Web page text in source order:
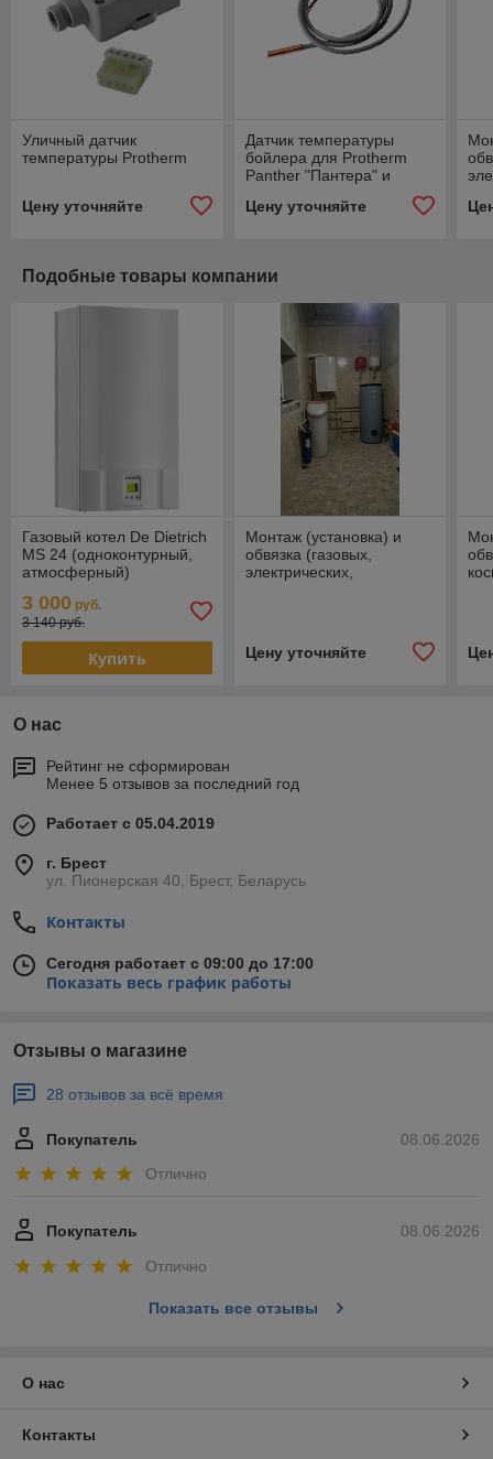
Уличный датчик
температуры Protherm
Цену уточняйте
Датчик температуры
бойлера для Protherm
Panther "Пантера" и
Цену уточняйте
Подобные товары компании
Газовый котел De Dietrich
MS 24 (одноконтурный,
атмосферный)
3 000 руб.
3 140 руб.
Купить
Монтаж (установка) и
обвязка (газовых,
электрических,
Цену уточняйте
О нас
Рейтинг не сформирован
Менее 5 отзывов за последний год
Работает с 05.04.2019
г. Брест
ул. Пионерская 40, Брест, Беларусь
Контакты
Сегодня работает с 09:00 до 17:00
Показать весь график работы
Отзывы о магазине
28 отзывов за всё время
08.06.2026
Покупатель
Отлично
08.06.2026
Покупатель
Отлично
Показать все отзывы
О нас
Контакты